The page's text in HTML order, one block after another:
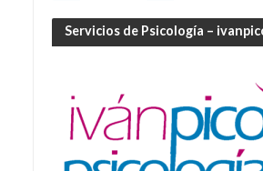
Servicios de Psicología –